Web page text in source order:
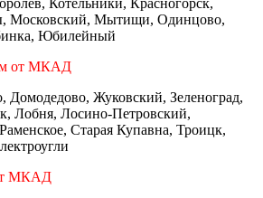
Московский, Мытищи, Одинцово,
Юбилейный
от МКАД
Домодедово, Жуковский, Зеленоград,
Лобня, Лосино-Петровский,
Старая Купавна, Троицк,
МКАД